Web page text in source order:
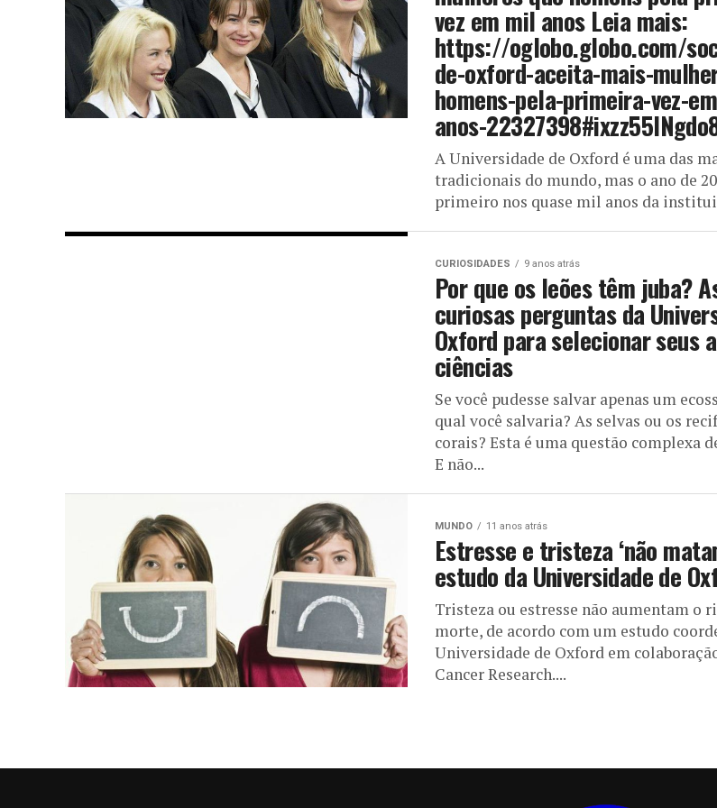
vez em mil anos Leia mais:
https://oglobo.globo.com/
de-oxford-aceita-mais-
homens-pela-primeira-vez-
anos-
A Universidade de Oxford é uma das
tradicionais do mundo, mas o ano de
primeiro nos quase mil anos da
CURIOSIDADES 9 anos atrás
Por que os leões têm juba?
curiosas perguntas da
Oxford para selecionar seus
ciências
Se você pudesse salvar apenas um
qual você salvaria? As selvas ou os
corais? Esta é uma questão complexa
E não...
MUNDO 11 anos atrás
Estresse e tristeza ‘não
estudo da Universidade de
Tristeza ou estresse não aumentam o
morte, de acordo com um estudo
Universidade de Oxford em
Cancer Research....